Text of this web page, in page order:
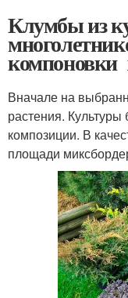
Клумбы из
компоновки
Вначале на
растения. Культуры
композиции. В
площади